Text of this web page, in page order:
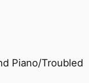
Piano/Troubled